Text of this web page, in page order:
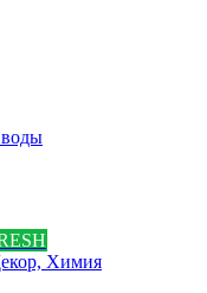
воды
Химия